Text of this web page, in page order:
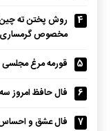
4
روش پختن ته چین
مخصوص گرمساری
5
قورمه مرغ مجلسی
6
فال حافظ امروز سه شنبه 5
7
فال عشق و احساس امروز